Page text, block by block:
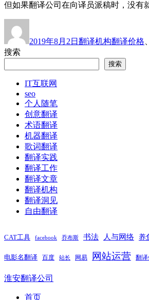
但如果翻译公司在向译员派稿时，没有
于
2019年8月2日 翻译机构翻译价格
搜索
搜索
IT互联网
seo
个人随笔
创意翻译
术语翻译
机器翻译
歌词翻译
翻译实践
翻译工作
翻译文章
翻译机构
翻译洞见
自由翻译
CAT工具 facebook 乔布斯 书法 人与网络 养
电影名翻译 百度 站长 网易 网站运营 翻
淮安翻译公司
首页